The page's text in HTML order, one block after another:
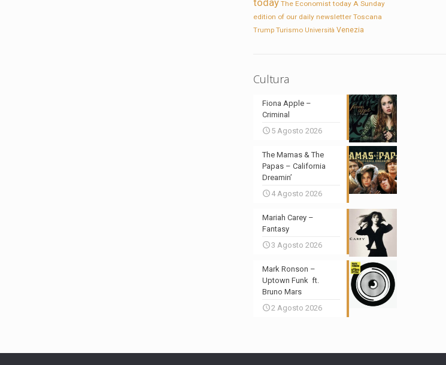
today The Economist today A Sunday
edition of our daily newsletter Toscana
Trump Turismo Università Venezia
Cultura
Fiona Apple –
Criminal
5 Agosto 2026
The Mamas & The
Papas – California
Dreamin’
4 Agosto 2026
Mariah Carey –
Fantasy
3 Agosto 2026
Mark Ronson –
Uptown Funk ft.
Bruno Mars
2 Agosto 2026